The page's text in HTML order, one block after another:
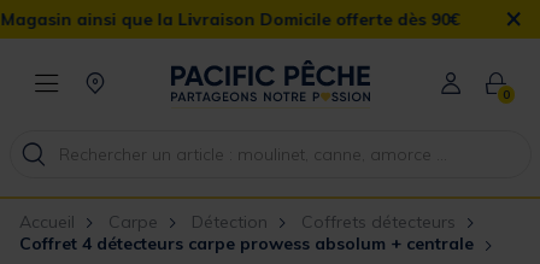
que la Livraison Domicile offerte dès 90€ ×
0
Accueil Carpe Détection
Coffrets détecteurs
Coffret 4 détecteurs carpe prowess absolum + centrale